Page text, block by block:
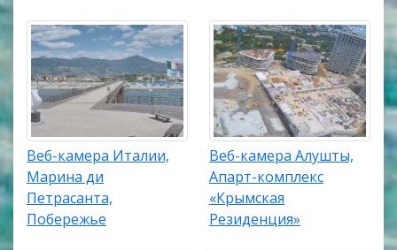
Веб-камера Италии,
Марина ди
Петрасанта,
Побережье
Веб-камера Алушты,
Апарт-комплекс
«Крымская
Резиденция»